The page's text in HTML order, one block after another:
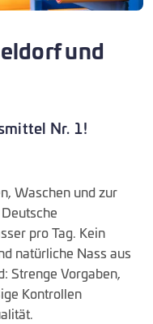
und
Nr. 1!
Waschen und zur
pro Tag. Kein
natürliche Nass aus
Strenge Vorgaben,
Kontrollen